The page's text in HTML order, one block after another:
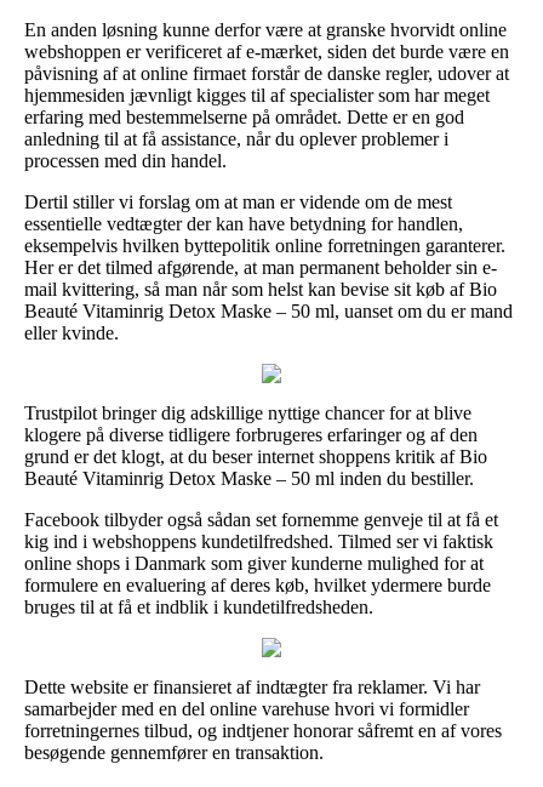
En anden løsning kunne derfor være at granske hvorvidt online
webshoppen er verificeret af e-mærket, siden det burde være en
påvisning af at online firmaet forstår de danske regler, udover at
hjemmesiden jævnligt kigges til af specialister som har meget
erfaring med bestemmelserne på området. Dette er en god
anledning til at få assistance, når du oplever problemer i
processen med din handel.
Dertil stiller vi forslag om at man er vidende om de mest
essentielle vedtægter der kan have betydning for handlen,
eksempelvis hvilken byttepolitik online forretningen garanterer.
Her er det tilmed afgørende, at man permanent beholder sin e-
mail kvittering, så man når som helst kan bevise sit køb af Bio
Beauté Vitaminrig Detox Maske – 50 ml, uanset om du er mand
eller kvinde.
Trustpilot bringer dig adskillige nyttige chancer for at blive
klogere på diverse tidligere forbrugeres erfaringer og af den
grund er det klogt, at du beser internet shoppens kritik af Bio
Beauté Vitaminrig Detox Maske – 50 ml inden du bestiller.
Facebook tilbyder også sådan set fornemme genveje til at få et
kig ind i webshoppens kundetilfredshed. Tilmed ser vi faktisk
online shops i Danmark som giver kunderne mulighed for at
formulere en evaluering af deres køb, hvilket ydermere burde
bruges til at få et indblik i kundetilfredsheden.
Dette website er finansieret af indtægter fra reklamer. Vi har
samarbejder med en del online varehuse hvori vi formidler
forretningernes tilbud, og indtjener honorar såfremt en af vores
besøgende gennemfører en transaktion.